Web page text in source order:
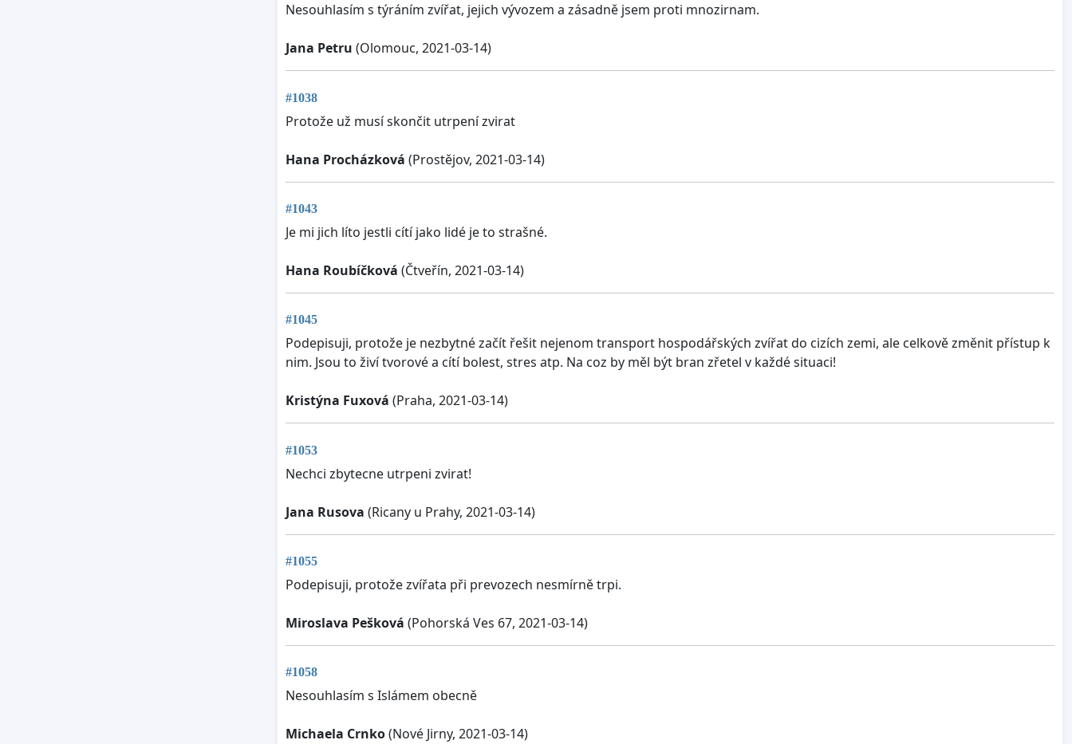
Nesouhlasím s týráním zvířat, jejich vývozem a zásadně jsem proti mnozirnam.
Jana Petru (Olomouc, 2021-03-14)
#1038
Protože už musí skončit utrpení zvirat
Hana Procházková (Prostějov, 2021-03-14)
#1043
Je mi jich líto jestli cítí jako lidé je to strašné.
Hana Roubíčková (Čtveřín, 2021-03-14)
#1045
Podepisuji, protože je nezbytné začít řešit nejenom transport hospodářských zvířat do cizích zemi, ale celkově změnit přístup k
nim. Jsou to živí tvorové a cítí bolest, stres atp. Na coz by měl být bran zřetel v každé situaci!
Kristýna Fuxová (Praha, 2021-03-14)
#1053
Nechci zbytecne utrpeni zvirat!
Jana Rusova (Ricany u Prahy, 2021-03-14)
#1055
Podepisuji, protože zvířata při prevozech nesmírně trpi.
Miroslava Pešková (Pohorská Ves 67, 2021-03-14)
#1058
Nesouhlasím s Islámem obecně
Michaela Crnko(Nové Jirny, 2021-03-14)